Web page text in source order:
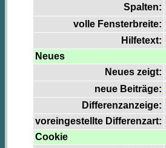
Spalten:
volle Fensterbreite:
Hilfetext:
Neues
Neues zeigt:
neue Beiträge:
Differenzanzeige:
voreingestellte Differenzart:
Cookie